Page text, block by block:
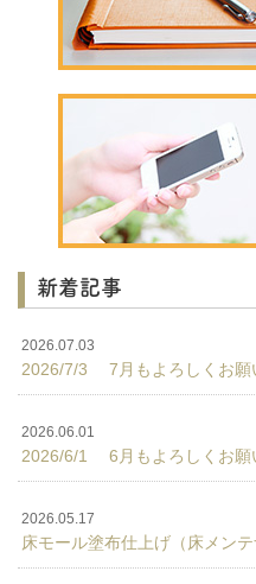
新着記事
2026.07.03
2026/7/3 7月もよろしくお願
2026.06.01
2026/6/1 6月もよろしくお願
2026.05.17
床モール塗布仕上げ（床メンテ